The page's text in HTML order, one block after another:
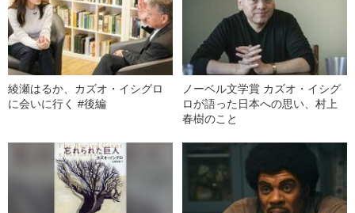
綾瀬はるか、カズオ・イシグロ
に会いに行く #後編
ノーベル文学賞 カズオ・イシグ
ロが語った日本への思い、村上
春樹のこと